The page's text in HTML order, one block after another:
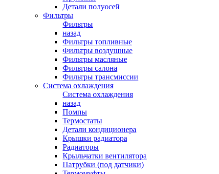
Детали полуосей
Фильтры
Фильтры
назад
Фильтры топливные
Фильтры воздушные
Фильтры масляные
Фильтры салона
Фильтры трансмиссии
Система охлаждения
Система охлаждения
назад
Помпы
Термостаты
Детали кондиционера
Крышки радиатора
Радиаторы
Крыльчатки вентилятора
Патрубки (под датчики)